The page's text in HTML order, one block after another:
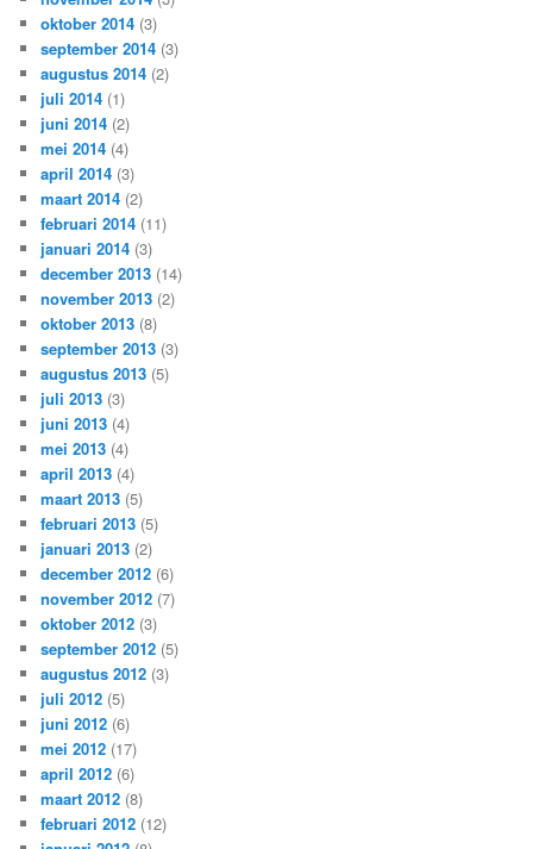
oktober 2014 (3)
september 2014 (3)
augustus 2014 (2)
juli 2014 (1)
juni 2014 (2)
mei 2014 (4)
april 2014 (3)
maart 2014 (2)
februari 2014 (11)
januari 2014 (3)
december 2013 (14)
november 2013 (2)
oktober 2013 (8)
september 2013 (3)
augustus 2013 (5)
juli 2013 (3)
juni 2013 (4)
mei 2013 (4)
april 2013 (4)
maart 2013 (5)
februari 2013 (5)
januari 2013 (2)
december 2012 (6)
november 2012 (7)
oktober 2012 (3)
september 2012 (5)
augustus 2012 (3)
juli 2012 (5)
juni 2012 (6)
mei 2012 (17)
april 2012 (6)
maart 2012 (8)
februari 2012 (12)